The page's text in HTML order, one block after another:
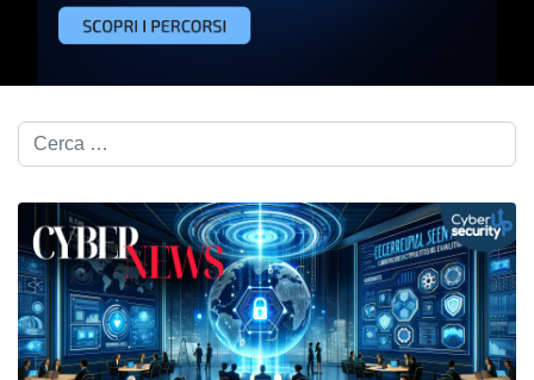
Cerca nel blog...